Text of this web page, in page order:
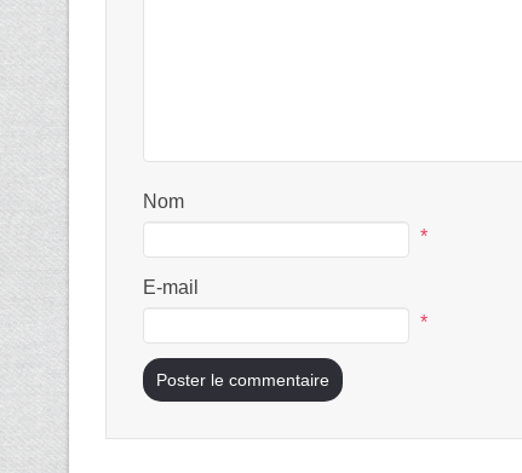
Nom
*
E-mail
*